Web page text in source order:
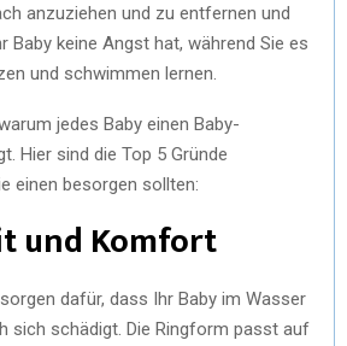
anzuziehen und zu entfernen und
Baby keine Angst hat, während Sie es
und schwimmen lernen.
jedes Baby einen Baby-
Hier sind die Top 5 Gründe
einen besorgen sollten:
und Komfort
dafür, dass Ihr Baby im Wasser
sich schädigt. Die Ringform passt auf